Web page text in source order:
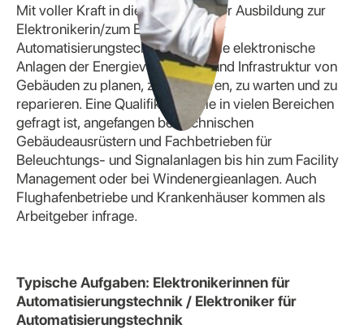
Mit voller Kraft in die Zukunft: In der Ausbildung zur
Elektronikerin/zum Elektroniker für
Automatisierungstechnik lernen Sie elektronische
Anlagen der Energieversorgung und Infrastruktur von
Gebäuden zu planen, zu installieren, zu warten und zu
reparieren. Eine Qualifikation, die in vielen Bereichen
gefragt ist, angefangen bei technischen
Gebäudeausrüstern und Fachbetrieben für
Beleuchtungs- und Signalanlagen bis hin zum Facility
Management oder bei Windenergieanlagen. Auch
Flughafenbetriebe und Krankenhäuser kommen als
Arbeitgeber infrage.
Typische Aufgaben: Elektronikerinnen für
Automatisierungstechnik / Elektroniker für
Automatisierungstechnik